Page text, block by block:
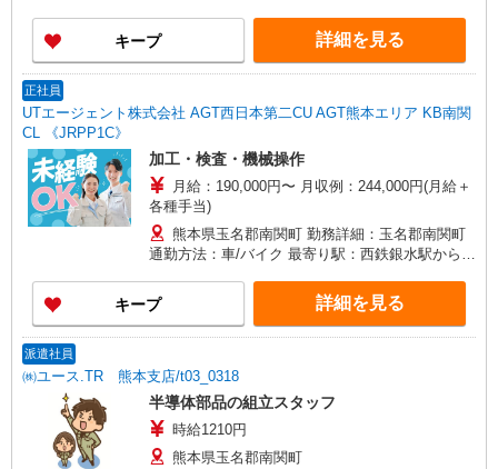
キープ 詳細を見る
正社員
UTエージェント株式会社 AGT西日本第二CU AGT熊本エリア KB南関
CL 《JRPP1C》
加工・検査・機械操作
月給：190,000円〜 月収例：244,000円(月給＋
各種手当)
熊本県玉名郡南関町 勤務詳細：玉名郡南関町
通勤方法：車/バイク 最寄り駅：西鉄銀水駅から車
キープ 詳細を見る
派遣社員
㈱ユース.TR 熊本支店/t03_0318
半導体部品の組立スタッフ
時給1210円
熊本県玉名郡南関町